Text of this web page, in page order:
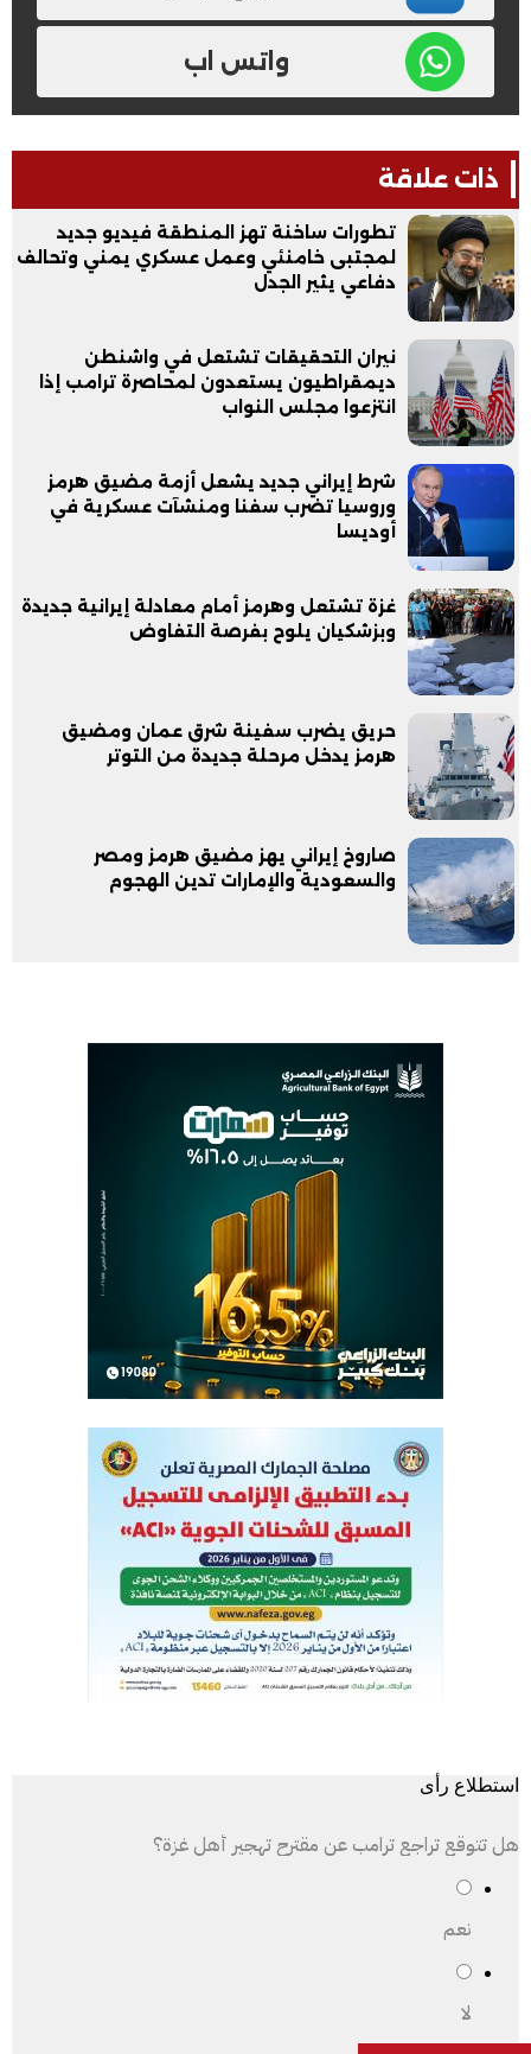
واتس اب
ذات علاقة
تطورات ساخنة تهز المنطقة فيديو جديد
لمجتبى خامنئي وعمل عسكري يمني وتحالف
دفاعي يثير الجدل
نيران التحقيقات تشتعل في واشنطن
ديمقراطيون يستعدون لمحاصرة ترامب إذا
انتزعوا مجلس النواب
شرط إيراني جديد يشعل أزمة مضيق هرمز
وروسيا تضرب سفنا ومنشآت عسكرية في
أوديسا
غزة تشتعل وهرمز أمام معادلة إيرانية جديدة
وبزشكيان يلوح بفرصة التفاوض
حريق يضرب سفينة شرق عمان ومضيق
هرمز يدخل مرحلة جديدة من التوتر
صاروخ إيراني يهز مضيق هرمز ومصر
والسعودية والإمارات تدين الهجوم
استطلاع رأى
هل تتوقع تراجع ترامب عن مقترح تهجير أهل غزة؟
نعم
لا